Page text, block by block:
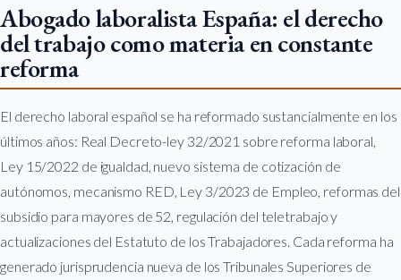
Abogado laboralista España: el derecho
del trabajo como materia en constante
reforma
El derecho laboral español se ha reformado sustancialmente en los
últimos años: Real Decreto-ley 32/2021 sobre reforma laboral,
Ley 15/2022 de igualdad, nuevo sistema de cotización de
autónomos, mecanismo RED, Ley 3/2023 de Empleo, reformas del
subsidio para mayores de 52, regulación del teletrabajo y
actualizaciones del Estatuto de los Trabajadores. Cada reforma ha
generado jurisprudencia nueva de los Tribunales Superiores de